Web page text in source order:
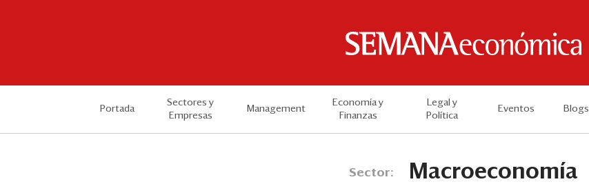
Portada
Sectores y
Empresas
Management
Economía y
Finanzas
Legal y
Política
Eventos Blogs
Sector: Macroeconomía